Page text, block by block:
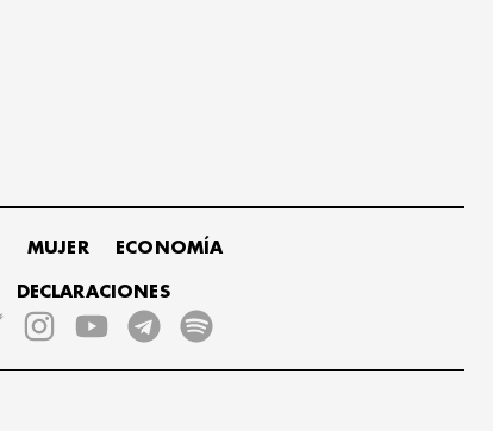
MUJER ECONOMÍA
DECLARACIONES